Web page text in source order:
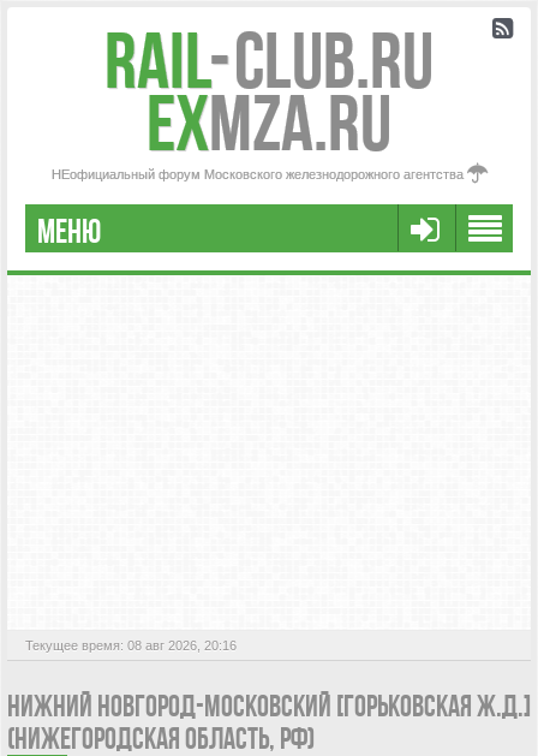
Rail-Club.RU
exMZA.RU
НЕофициальный форум Московского железнодорожного агентства
МЕНЮ
РЕГИСТРАЦИЯ
Текущее время: 08 авг 2026, 20:16
НИЖНИЙ НОВГОРОД-МОСКОВСКИЙ [ГОРЬКОВСКАЯ Ж.Д.]
(НИЖЕГОРОДСКАЯ ОБЛАСТЬ, РФ)